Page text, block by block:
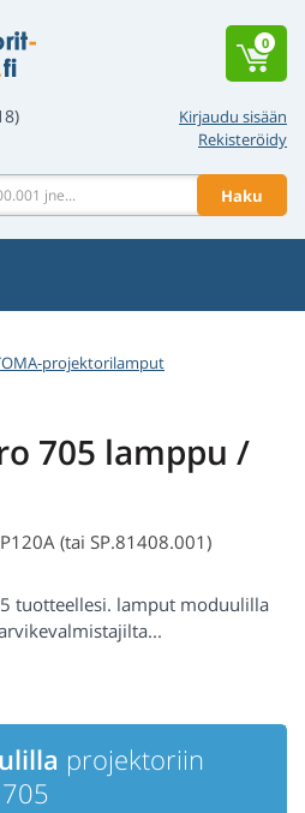
Kirjaudu sisään
Rekisteröidy
Haku
0
projektorilamput
705 lamppu /
(tai SP.81408.001)
tuotteellesi. lamput moduulilla
projektoriin